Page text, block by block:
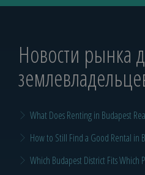
Новости рынка
What Does Renting in Budapest
How to Still Find a Good Rental in
Which Budapest District Fits Which